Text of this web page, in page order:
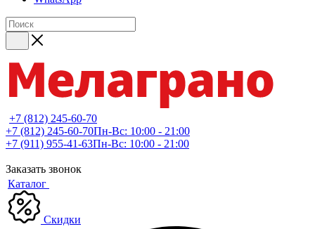
+7 (812) 245-60-70
+7 (812) 245-60-70Пн-Вс: 10:00 - 21:00
+7 (911) 955-41-63Пн-Вс: 10:00 - 21:00
Заказать звонок
Каталог
Скидки